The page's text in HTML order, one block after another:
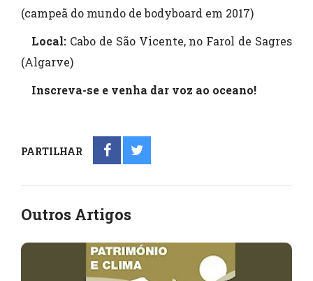
(campeã do mundo de bodyboard em 2017)
Local: Cabo de São Vicente, no Farol de Sagres
(Algarve)
Inscreva-se e venha dar voz ao oceano!
PARTILHAR
Outros Artigos